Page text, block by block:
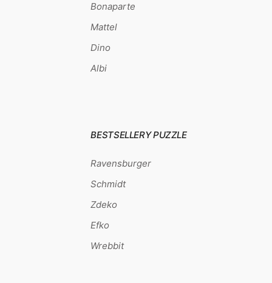
Bonaparte
Mattel
Dino
Albi
BESTSELLERY PUZZLE
Ravensburger
Schmidt
Zdeko
Efko
Wrebbit